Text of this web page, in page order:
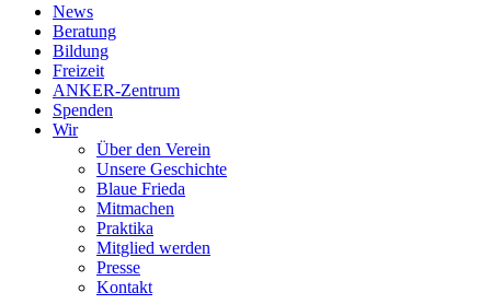
News
Beratung
Bildung
Freizeit
ANKER-Zentrum
Spenden
Wir
Über den Verein
Unsere Geschichte
Blaue Frieda
Mitmachen
Praktika
Mitglied werden
Presse
Kontakt